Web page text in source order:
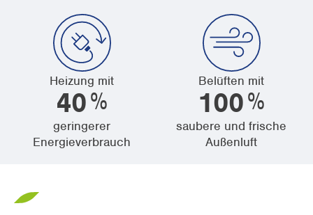
Heizung mit
40%
geringerer
Energieverbrauch
Belüften mit
100%
saubere und frische
Außenluft